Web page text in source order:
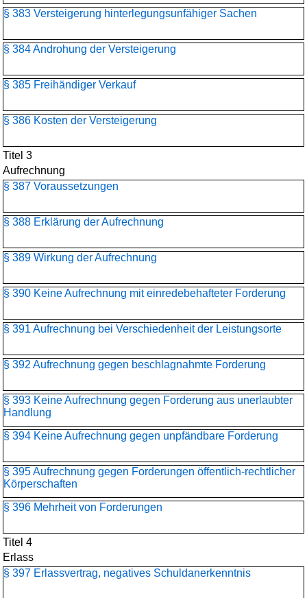
§ 383 Versteigerung hinterlegungsunfähiger Sachen
§ 384 Androhung der Versteigerung
§ 385 Freihändiger Verkauf
§ 386 Kosten der Versteigerung
Titel 3
Aufrechnung
§ 387 Voraussetzungen
§ 388 Erklärung der Aufrechnung
§ 389 Wirkung der Aufrechnung
§ 390 Keine Aufrechnung mit einredebehafteter Forderung
§ 391 Aufrechnung bei Verschiedenheit der Leistungsorte
§ 392 Aufrechnung gegen beschlagnahmte Forderung
§ 393 Keine Aufrechnung gegen Forderung aus unerlaubter
Handlung
§ 394 Keine Aufrechnung gegen unpfändbare Forderung
§ 395 Aufrechnung gegen Forderungen öffentlich-rechtlicher
Körperschaften
§ 396 Mehrheit von Forderungen
Titel 4
Erlass
§ 397 Erlassvertrag, negatives Schuldanerkenntnis